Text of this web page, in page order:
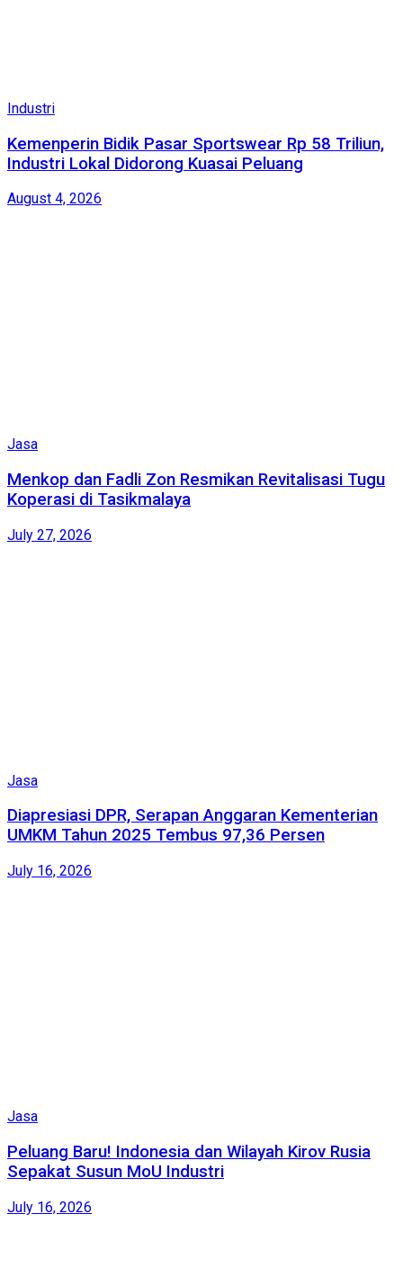
Industri
Kemenperin Bidik Pasar Sportswear Rp 58 Triliun,
Industri Lokal Didorong Kuasai Peluang
August 4, 2026
Jasa
Menkop dan Fadli Zon Resmikan Revitalisasi Tugu
Koperasi di Tasikmalaya
July 27, 2026
Jasa
Diapresiasi DPR, Serapan Anggaran Kementerian
UMKM Tahun 2025 Tembus 97,36 Persen
July 16, 2026
Jasa
Peluang Baru! Indonesia dan Wilayah Kirov Rusia
Sepakat Susun MoU Industri
July 16, 2026